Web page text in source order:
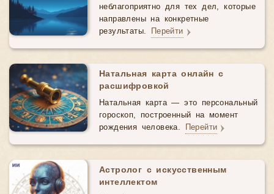
неблагоприятно для тех дел, которые
направлены на конкретные
результаты. Перейти
Натальная карта онлайн с
расшифровкой
Натальная карта — это персональный
гороскоп, построенный на момент
рождения человека. Перейти
Астролог с искусственным
интеллектом